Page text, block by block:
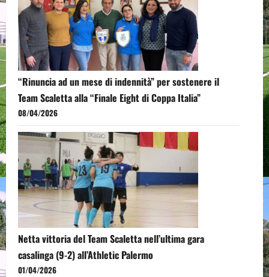
“Rinuncia ad un mese di indennità” per sostenere il
Team Scaletta alla “Finale Eight di Coppa Italia”
08/04/2026
Netta vittoria del Team Scaletta nell’ultima gara
casalinga (9-2) all’Athletic Palermo
01/04/2026